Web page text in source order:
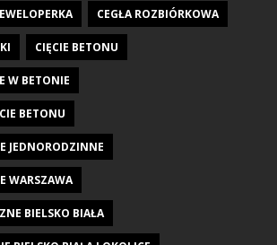
CEGŁA ROZBIÓRKOWA
CIĘCIE BETONU
W BETONIE
BETONU
JEDNORODZINNE
WARSZAWA
BIELSKO BIAŁA